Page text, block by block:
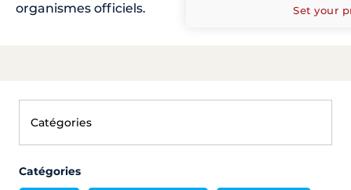
organismes officiels.
Catégories
Set your